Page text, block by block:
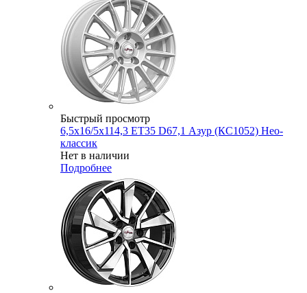
Быстрый просмотр
6,5x16/5x114,3 ET35 D67,1 Азур (КС1052) Нео-
классик
Нет в наличии
Подробнее